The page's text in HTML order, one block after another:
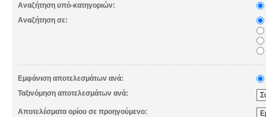
Αναζήτηση υπό-κατηγοριών:
Αναζήτηση σε:
Εμφάνιση αποτελεσμάτων ανά:
Ταξινόμηση αποτελεσμάτων ανά:
Αποτελέσματα ορίου σε προηγούμενο: